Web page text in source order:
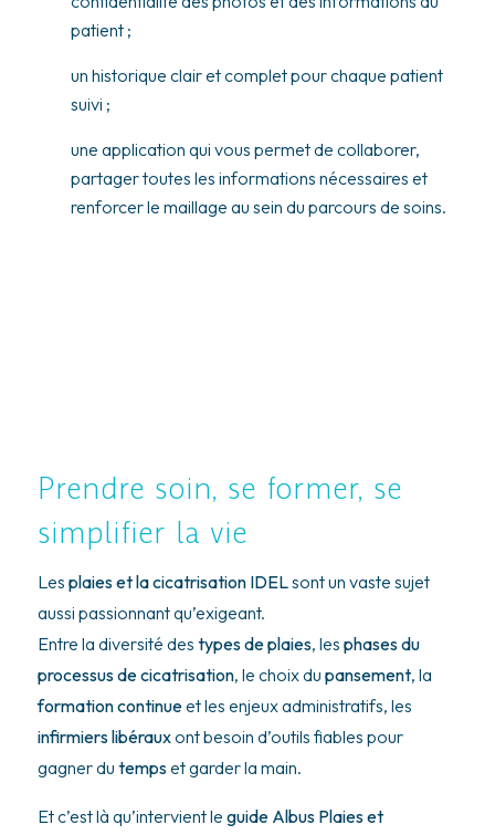
patient ;
un historique clair et complet pour chaque patient
suivi ;
une application qui vous permet de collaborer,
partager toutes les informations nécessaires et
renforcer le maillage au sein du parcours de soins.
Prendre soin, se former, se
simplifier la vie
Les plaies et la cicatrisation IDELsont un vaste sujet
aussi passionnant qu’exigeant.
Entre la diversité des types de plaies, les phases du
processus de cicatrisation, le choix du pansement, la
formation continueet les enjeux administratifs, les
infirmiers libérauxont besoin d’outils fiables pour
gagner du tempset garder la main.
Et c’est là qu’intervient le guide Albus Plaies et